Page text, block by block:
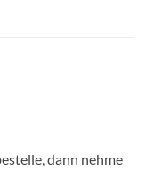
dann nehme